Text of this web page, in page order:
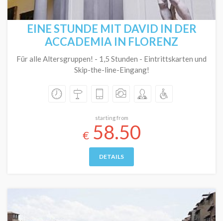
EINE STUNDE MIT DAVID IN DER
ACCADEMIA IN FLORENZ
Für alle Altersgruppen! - 1,5 Stunden - Eintrittskarten und
Skip-the-line-Eingang!
starting from
€58.50
DETAILS